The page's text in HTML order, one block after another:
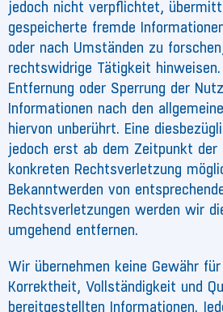
jedoch nicht verpflichtet,
gespeicherte fremde
oder nach Umständen zu
rechtswidrige Tätigkeit
Entfernung oder Sperrung der
Informationen nach den
hiervon unberührt. Eine
jedoch erst ab dem Zeitpunkt der
konkreten Rechtsverletzung
Bekanntwerden von
Rechtsverletzungen werden wir
umgehend entfernen.
Wir übernehmen keine Gewähr
Korrektheit, Vollständigkeit und
bereitgestellten Informationen.